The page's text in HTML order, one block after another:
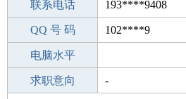
期望月薪
联系电话 193****9408
手机号码 193****9408
QQ 号 码 102****9
微信号码
电脑水平
外语水平
求职意向 -